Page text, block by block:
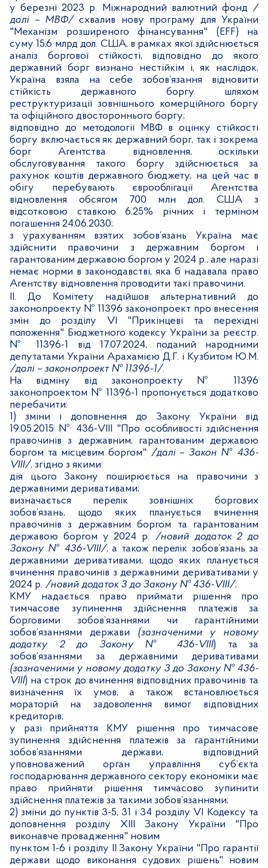
у березні 2023 р. Міжнародний валютний фонд /
далі – МВФ/схвалив нову програму для України
"Механізм розширеного фінансування" (EFF) на
суму 15,6 млрд дол. США, в рамках якої здійснюється
аналіз боргової стійкості, відповідно до якого
державний борг визнано нестійкім і, як наслідок,
Україна взяла на себе зобов’язання відновити
стійкість державного боргу шляхом
реструктуризації зовнішнього комерційного боргу
та офіційного двостороннього боргу;
відповідно до методології МВФ в оцінку стійкості
боргу включається як державний борг, так і зокрема
борг Агентства відновлення, оскільки
обслуговування такого боргу здійснюється за
рахунок коштів державного бюджету, на цей час в
обігу перебувають єврооблігації Агентства
відновлення обсягом 700 млн дол. США з
відсотковою ставкою 6,25% річних і терміном
погашення 24.06.2030;
з урахуванням взятих зобов’язань Україна має
здійснити правочини з державним боргом і
гарантованим державою боргом у 2024 р., але наразі
немає норми в законодавстві, яка б надавала право
Агентству відновлення проводити такі правочини.
ІІ. До Комітету надійшов альтернативний до
законопроекту № 11396 законопроект про внесення
змін до
розділу VI
"Прикінцеві та перехідні
положення" Бюджетного кодексу України за реєстр.
№ 11396-1 від 17.07.2024, поданий народними
депутатами України Арахамією Д.Г. і Кузбитом Ю.М.
/далі – законопроект № 11396-1/.
На відміну від законопроекту № 11396
законопроектом № 11396-1 пропонується додатково
перебачити:
1) зміни і доповнення до Закону України від
19.05.2015 № 436-VIII "Про особливості здійснення
правочинів з державним, гарантованим державою
боргом та місцевим боргом" /далі – Закон № 436-
VIII/, згідно з якими:
дія цього Закону поширюється на правочини з
державними деривативами;
визначається перелікзовнішніх боргових
зобов’язань, щодо яких планується вчинення
правочинів з державним боргом та гарантованим
державою боргом у 2024 р. /новий додаток 2 до
Закону № 436-VIII/, а також перелік зобов’язань за
державними деривативами, щодо яких планується
вчинення правочинів з державними деривативами у
2024 р. /новий додаток 3 до Закону № 436-VIII/;
КМУ надається право приймати рішення про
тимчасове зупинення здійснення платежів за
борговими зобов’язаннями чи гарантійними
зобов’язаннями держави (зазначеними у новому
додатку 2 до Закону № 436-VIII) та за
зобов’язаннями за державними деривативами
(зазначеними у новомудодатку 3 до Закону № 436-
VIII) на строк до вчинення відповідних правочинів та
визначення їх умов, а також встановлюється
мораторій на задоволення вимог відповідних
кредиторів;
у разі прийняття КМУ рішення про тимчасове
зупинення здійснення платежів за гарантійними
зобов’язаннями держави, відповідний
уповноважений орган управління суб’єкта
господарювання державного сектору економіки має
право прийняти рішення тимчасово зупинити
здійснення платежів за такими зобов’язаннями;
2) зміни до пунктів 3-5, 31 і 34 розділу VI Кодексу та
доповнення розділу XIII Закону України "Про
виконавче провадження" новим
пунктом 1-6 і розділу II Закону України "Про гарантії
держави щодо виконання судових рішень" новим